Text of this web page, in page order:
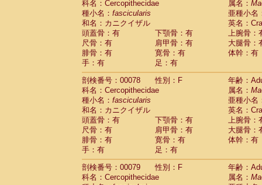
科名：Cercopithecidae
属名：
種小名： fascicularis
亜種小名
和名：カニクイザル
英名：
頭蓋骨：有
下顎骨：有
上腕骨：
尺骨：有
肩甲骨：有
大腿骨：
腓骨：有
寛骨：有
体幹：有
手：有
足：有
剖検番号：00078
性別：F
年齢：
科名：Cercopithecidae
属名：
種小名： fascicularis
亜種小名
和名：カニクイザル
英名：
頭蓋骨：有
下顎骨：有
上腕骨：
尺骨：有
肩甲骨：有
大腿骨：
腓骨：有
寛骨：有
体幹：有
手：有
足：有
剖検番号：00079
性別：F
年齢：
科名：Cercopithecidae
属名：